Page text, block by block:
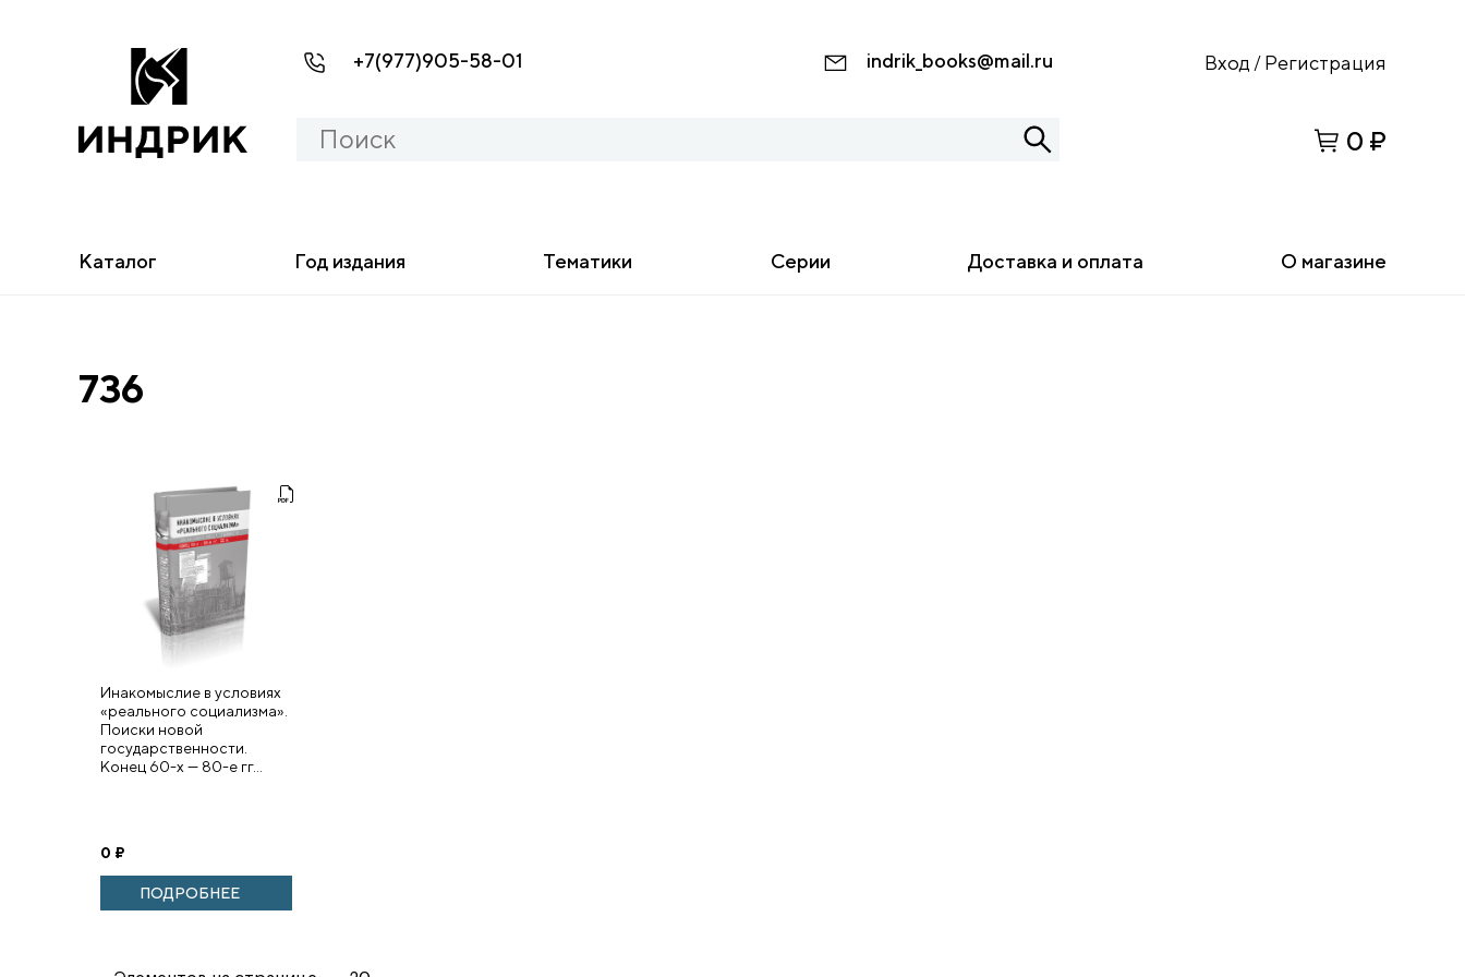
+7(977)905-58-01 indrik_books@mail.ru Вход / Регистрация
0 ₽
Каталог Год издания Тематики Серии Доставка и оплата О магазине
736
Инакомыслие в условиях
«реального социализма».
Поиски новой
государственности.
Конец 60-х — 80-е гг...
0 ₽
ПОДРОБНЕЕ